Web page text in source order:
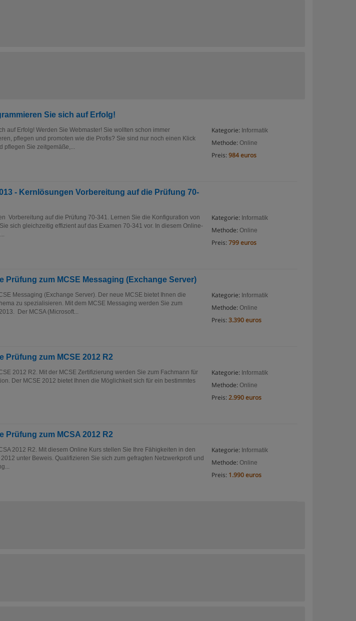
Sie sich auf Erfolg!
Kategorie: Informatik
Methode: Online
Preis: 984 euros
auf Erfolg! Werden Sie Webmaster! Sie wollten schon immer
pflegen und promoten wie die Profis? Sie sind nur noch einen Klick
pflegen Sie zeitgemäße,...
- Kernlösungen Vorbereitung auf die Prüfung 70-
Kategorie: Informatik
Methode: Online
Preis: 799 euros
Vorbereitung auf die Prüfung 70-341. Lernen Sie die Konfiguration von
sich gleichzeitig effizient auf das Examen 70-341 vor. In diesem Online-
Prüfung zum MCSE Messaging (Exchange Server)
Kategorie: Informatik
Methode: Online
Preis: 3.390 euros
Messaging (Exchange Server). Der neue MCSE bietet Ihnen die
zu spezialisieren. Mit dem MCSE Messaging werden Sie zum
Der MCSA (Microsoft...
Prüfung zum MCSE 2012 R2
Kategorie: Informatik
Methode: Online
Preis: 2.990 euros
2012 R2. Mit der MCSE Zertifizierung werden Sie zum Fachmann für
Der MCSE 2012 bietet Ihnen die Möglichkeit sich für ein bestimmtes
Prüfung zum MCSA 2012 R2
Kategorie: Informatik
Methode: Online
Preis: 1.990 euros
2012 R2. Mit diesem Online Kurs stellen Sie Ihre Fähigkeiten in den
unter Beweis. Qualifizieren Sie sich zum gefragten Netzwerkprofi und